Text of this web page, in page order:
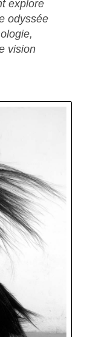
explore
odyssée
vision